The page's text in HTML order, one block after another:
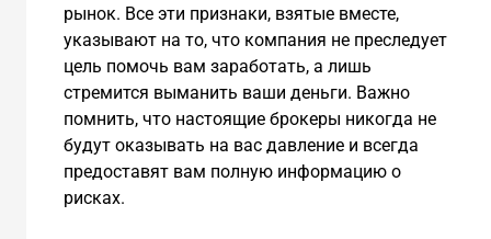
рынок. Все эти признаки, взятые вместе,
указывают на то, что компания не преследует
цель помочь вам заработать, а лишь
стремится выманить ваши деньги. Важно
помнить, что настоящие брокеры никогда не
будут оказывать на вас давление и всегда
предоставят вам полную информацию о
рисках.